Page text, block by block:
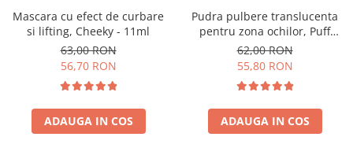
Mascara cu efect de curbare
si lifting, Cheeky - 11ml
63,00 RON
56,70 RON
ADAUGA IN COS
Pudra pulbere translucenta
pentru zona ochilor, Puff
Cloud 5,3g
62,00 RON
55,80 RON
ADAUGA IN COS